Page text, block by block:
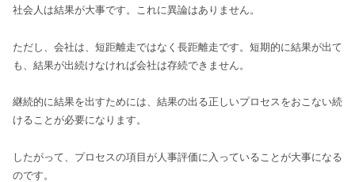
社会人は結果が大事です。これに異論はありません。
ただし、会社は、短距離走ではなく長距離走です。短期的に結果が出て
も、結果が出続けなければ会社は存続できません。
継続的に結果を出すためには、結果の出る正しいプロセスをおこない続
けることが必要になります。
したがって、プロセスの項目が人事評価に入っていることが大事になる
のです。